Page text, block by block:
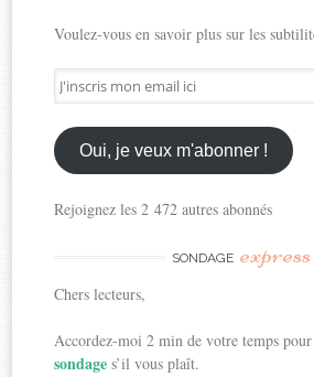
Voulez-vous en savoir plus sur les
J'inscris
mon
email
ici
Oui, je veux m'abonner !
Rejoignez les 2 472 autres abonnés
SONDAGE express
Chers lecteurs,
Accordez-moi 2 min de votre temps
sondages’il vous plaît.